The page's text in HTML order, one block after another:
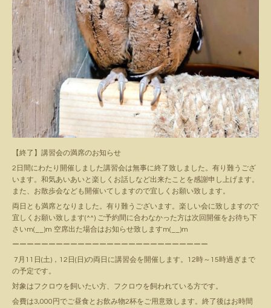
【終了】講習会の満席のお知らせ
2日間にわたり開催しました講習会は無事に終了致しました。有り難うござ
います。和気あいあいと楽しくお話しなど出来たことを感謝申し上げます。
また、お散歩会なども開催いてしますので宜しくお願い致します。
両日とも満席となりました。有り難うございます。楽しい会に致しますので
宜しくお願い致します(^^) ご予約間に合わなかった方は次回開催をお待ち下
さいm(__)m 空席出た場合はお知らせ致しますm(__)m
ーーーーーーーーーーーーーーーーーーーーーーーーーーー
7月11日(土)，12日(日)の両日に講習会を開催します。12時～15時過ぎまで
の予定です。
対象はフクロウを飼いたい方、フクロウを飼われている方です。
会費は3,000円でご昼食とお飲み物2杯をご用意致します。終了後はお時間